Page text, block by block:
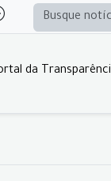
da